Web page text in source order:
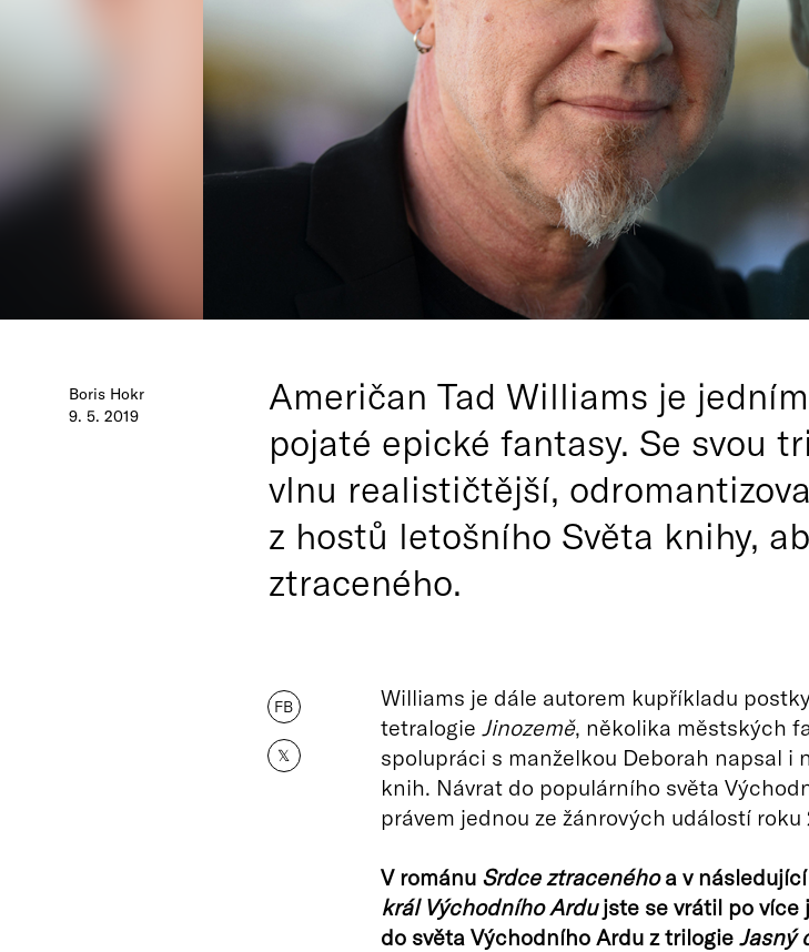
Boris Hokr
9. 5. 2019
Američan Tad Williams je
pojaté epické fantasy. Se svou
vlnu realističtější,
z hostů letošního Světa knihy,
ztraceného.
FB
𝕏
Williams je dále autorem kupříkladu
tetralogie Jinozemě, několika městských
spolupráci s manželkou Deborah napsal i
knih. Návrat do populárního světa
právem jednou ze žánrových událostí roku
V románu Srdce ztracenéhoa v
král Východního Ardujste se vrátil po více
do světa Východního Ardu z trilogie Jasný